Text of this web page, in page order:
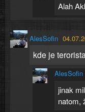
Alah
AlesSofin
kde je
AlesSofin
jinak
natom,